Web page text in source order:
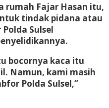
rumah Fajar Hasan itu,
tindak pidana atau
Sulsel
bocornya kaca itu
Namun, kami masih
Polda Sulsel,”